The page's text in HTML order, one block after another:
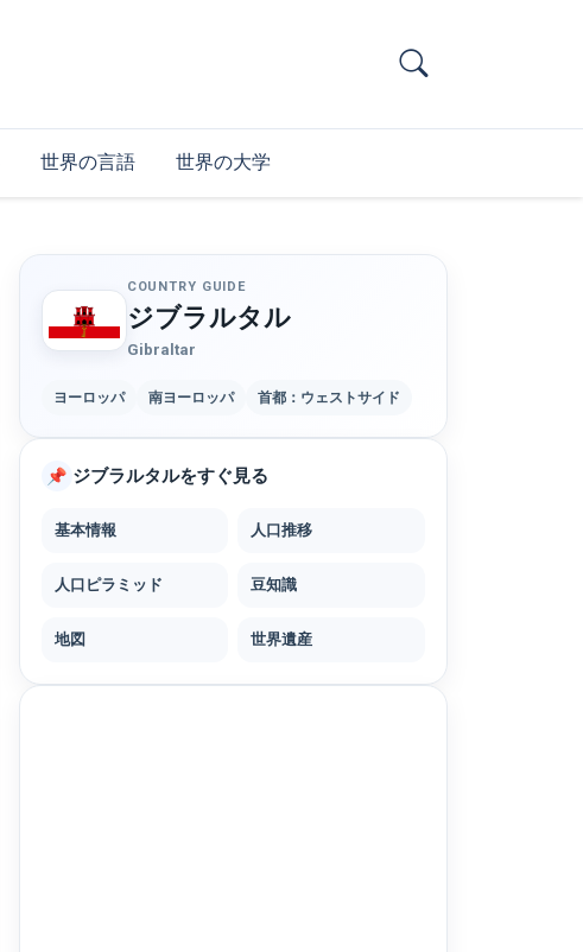
世界の言語 世界の大学
COUNTRY GUIDE
ジブラルタル
Gibraltar
ヨーロッパ 南ヨーロッパ 首都：ウェストサイド
📌 ジブラルタルをすぐ見る
基本情報 人口推移
人口ピラミッド 豆知識
地図 世界遺産